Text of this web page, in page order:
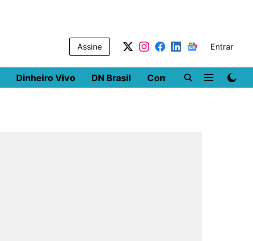
Assine Entrar
Dinheiro Vivo DN Brasil Conferências DN